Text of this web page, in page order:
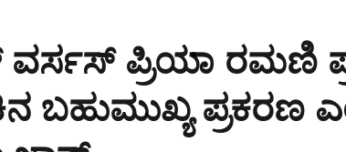
ವರ್ಸಸ್‌ ಪ್ರಿಯಾ ರಮಣಿ
ಬಹುಮುಖ್ಯ